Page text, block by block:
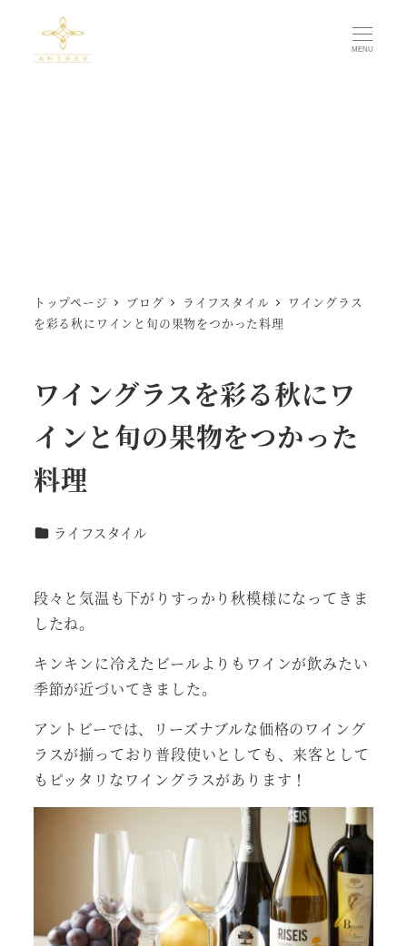
MENU
トップページ ブログ ライフスタイル
ワイングラス
を彩る秋にワインと旬の果物をつかった料理
ワイングラスを彩る秋にワ
インと旬の果物をつかった
料理
カテゴリー
ライフスタイル
段々と気温も下がりすっかり秋模様になってきま
したね。
キンキンに冷えたビールよりもワインが飲みたい
季節が近づいてきました。
アントビーでは、リーズナブルな価格のワイング
ラスが揃っており普段使いとしても、来客として
もピッタリなワイングラスがあります！